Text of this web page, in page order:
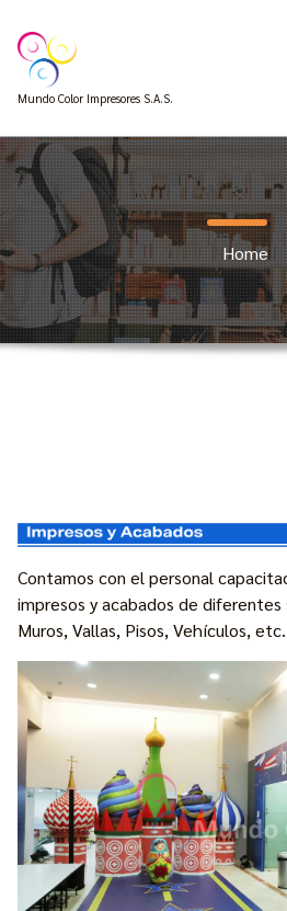
Mundo Color Impresores S.A.S.
Home
Contamos con el personal
impresos y acabados de diferentes
Muros, Vallas, Pisos, Vehículos, etc.